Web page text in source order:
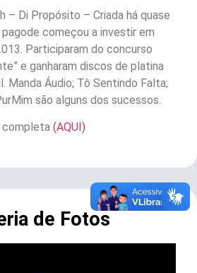
– Di Propósito – Criada há quase
pagode começou a investir em
Participaram do concurso
e ganharam discos de platina
Manda Áudio; Tô Sentindo Falta;
são alguns dos sucessos.
completa (AQUI)
de Fotos